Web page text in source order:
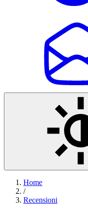
Home
/
Recensioni